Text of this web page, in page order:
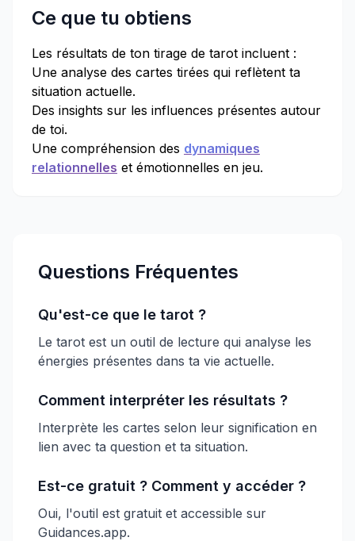
Ce que tu obtiens
Les résultats de ton tirage de tarot incluent :
Une analyse des cartes tirées qui reflètent ta
situation actuelle.
Des insights sur les influences présentes autour
de toi.
Une compréhension des dynamiques
relationnelles et émotionnelles en jeu.
Questions Fréquentes
Qu'est-ce que le tarot ?
Le tarot est un outil de lecture qui analyse les
énergies présentes dans ta vie actuelle.
Comment interpréter les résultats ?
Interprète les cartes selon leur signification en
lien avec ta question et ta situation.
Est-ce gratuit ? Comment y accéder ?
Oui, l'outil est gratuit et accessible sur
Guidances.app.